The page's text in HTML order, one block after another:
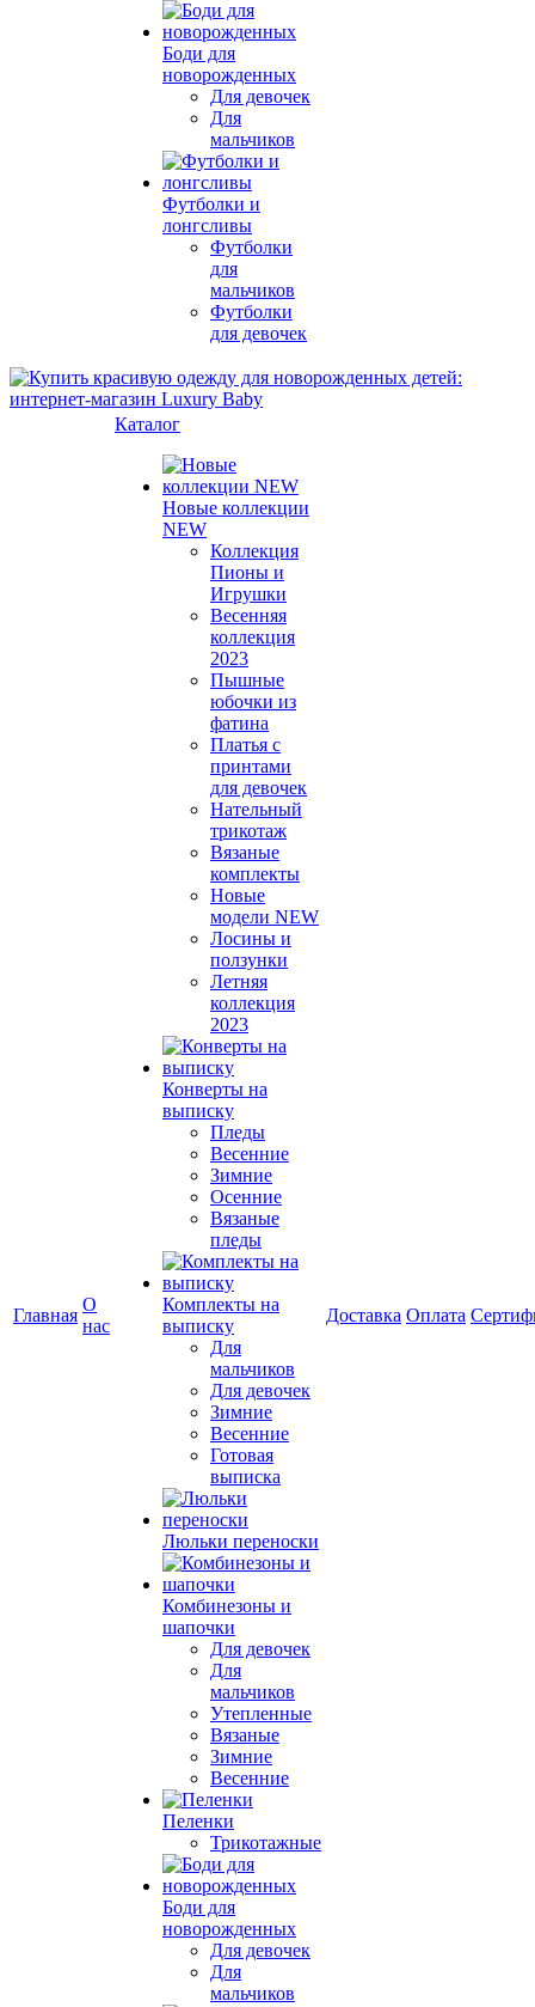
Боди для
новорожденных
Для девочек
Для
мальчиков
Футболки и
лонгсливы
Футболки
для
мальчиков
Футболки
для девочек
Главная
О
нас
Каталог
Новые коллекции
NEW
Коллекция
Пионы и
Игрушки
Весенняя
коллекция
2023
Пышные
юбочки из
фатина
Платья с
принтами
для девочек
Нательный
трикотаж
Вязаные
комплекты
Новые
модели NEW
Лосины и
ползунки
Летняя
коллекция
2023
Конверты на
выписку
Пледы
Весенние
Зимние
Осенние
Вязаные
пледы
Комплекты на
выписку
Для
мальчиков
Для девочек
Зимние
Весенние
Готовая
выписка
Люльки переноски
Комбинезоны и
шапочки
Для девочек
Для
мальчиков
Утепленные
Вязаные
Зимние
Весенние
Пеленки
Трикотажные
Боди для
новорожденных
Для девочек
Для
мальчиков
Доставка Оплата